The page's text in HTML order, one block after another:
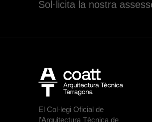
Sol·licita la nostra
El Col·legi Oficial de
l’Arquitectura Tècnica de